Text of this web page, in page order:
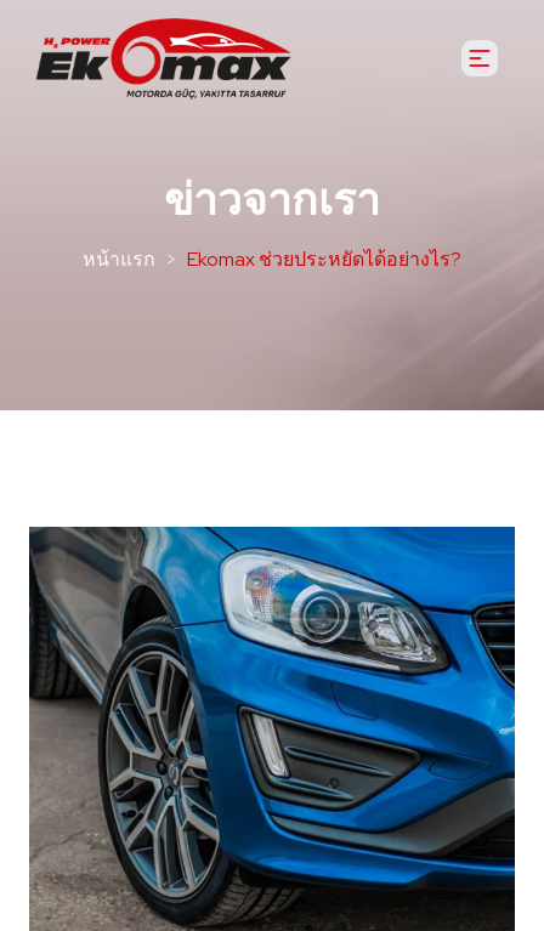
ข่าวจากเรา
หน้าแรก Ekomax ช่วยประหยัดได้อย่างไร?